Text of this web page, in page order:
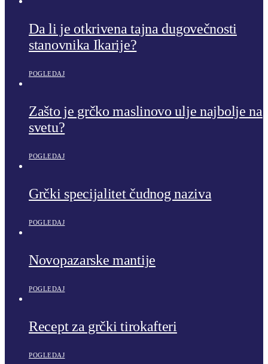
Da li je otkrivena tajna dugovečnosti
stanovnika Ikarije?
POGLEDAJ
Zašto je grčko maslinovo ulje najbolje na
svetu?
POGLEDAJ
Grčki specijalitet čudnog naziva
POGLEDAJ
Novopazarske mantije
POGLEDAJ
Recept za grčki tirokafteri
POGLEDAJ